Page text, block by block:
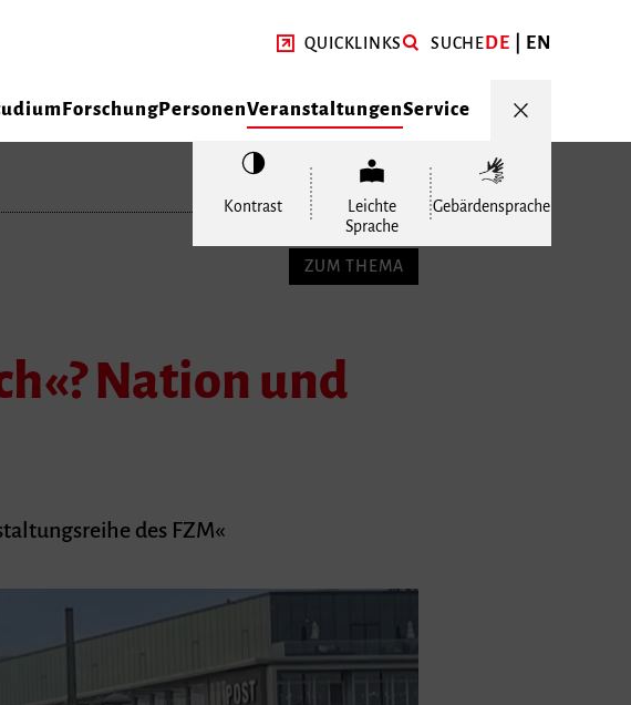
QUICKLINKS SUCHEDE EN
ForschungPersonenVeranstaltungenService
Kontrast
Leichte
Sprache
Gebärdensprache
ZUM THEMA
Nation und
des FZM«